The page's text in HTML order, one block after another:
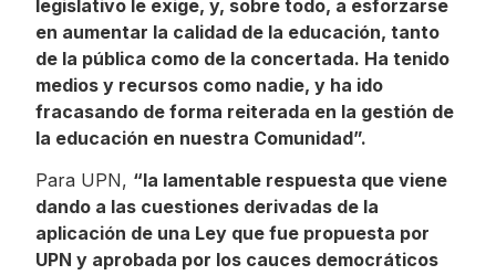
legislativo le exige, y, sobre todo, a esforzarse
en aumentar la calidad de la educación, tanto
de la pública como de la concertada. Ha tenido
medios y recursos como nadie, y ha ido
fracasando de forma reiterada en la gestión de
la educación en nuestra Comunidad”.
Para UPN, “la lamentable respuesta que viene
dando a las cuestiones derivadas de la
aplicación de una Ley que fue propuesta por
UPN y aprobada por los cauces democráticos